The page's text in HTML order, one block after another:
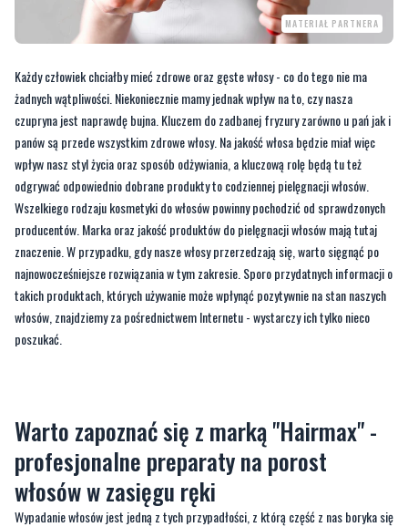
MATERIAŁ PARTNERA
Każdy człowiek chciałby mieć zdrowe oraz gęste włosy - co do tego nie ma
żadnych wątpliwości. Niekoniecznie mamy jednak wpływ na to, czy nasza
czupryna jest naprawdę bujna. Kluczem do zadbanej fryzury zarówno u pań jak i
panów są przede wszystkim zdrowe włosy. Na jakość włosa będzie miał więc
wpływ nasz styl życia oraz sposób odżywiania, a kluczową rolę będą tu też
odgrywać odpowiednio dobrane produkty to codziennej pielęgnacji włosów.
Wszelkiego rodzaju kosmetyki do włosów powinny pochodzić od sprawdzonych
producentów. Marka oraz jakość produktów do pielęgnacji włosów mają tutaj
znaczenie. W przypadku, gdy nasze włosy przerzedzają się, warto sięgnąć po
najnowocześniejsze rozwiązania w tym zakresie. Sporo przydatnych informacji o
takich produktach, których używanie może wpłynąć pozytywnie na stan naszych
włosów, znajdziemy za pośrednictwem Internetu - wystarczy ich tylko nieco
poszukać.
Warto zapoznać się z marką "Hairmax" -
profesjonalne preparaty na porost
włosów w zasięgu ręki
Wypadanie włosów jest jedną z tych przypadłości, z którą część z nas boryka się